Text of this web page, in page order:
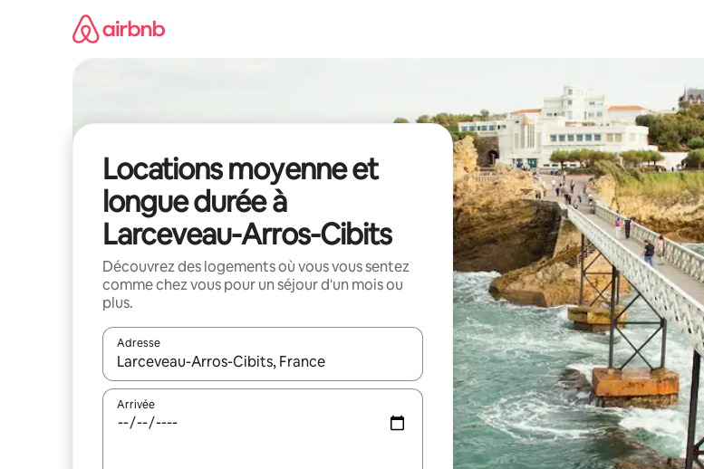
Locations moyenne et
longue durée à
Larceveau-Arros-Cibits
Découvrez des logements où vous vous sentez
comme chez vous pour un séjour d'un mois ou
plus.
Adresse
Lorsque les résultats s'affichent, utilisez les flèches vers le haut et vers le bas pour les parcourir ou
Arrivée